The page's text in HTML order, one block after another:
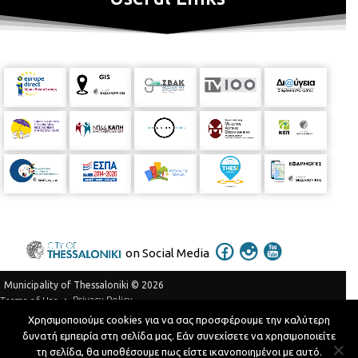
on Social Media
Municipality of Thessaloniki © 2026
Terms of Use
Privacy Policy
Telephone Catalog
Developed byMyCompany Projects
Χρησιμοποιούμε cookies για να σας προσφέρουμε την καλύτερη
δυνατή εμπειρία στη σελίδα μας. Εάν συνεχίσετε να χρησιμοποιείτε
τη σελίδα, θα υποθέσουμε πως είστε ικανοποιημένοι με αυτό.